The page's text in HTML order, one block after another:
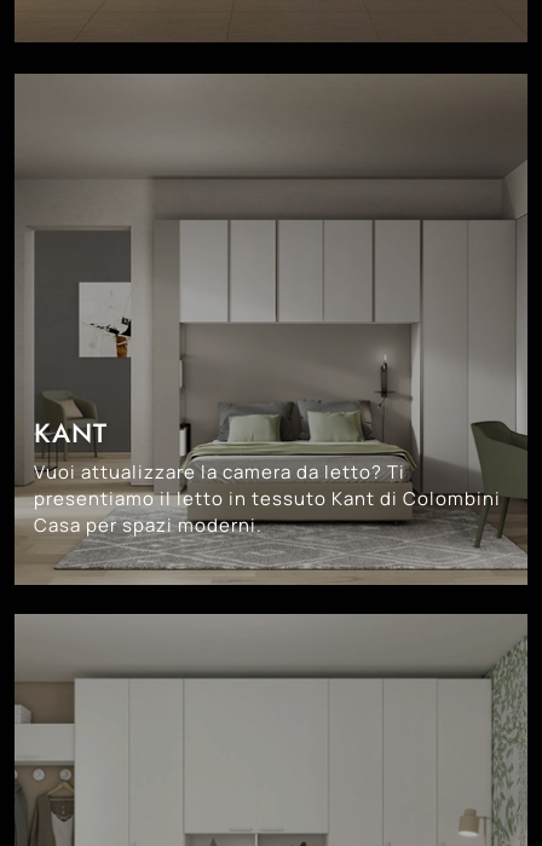
KANT
Vuoi attualizzare la camera da letto? Ti
presentiamo il letto in tessuto Kant di Colombini
Casa per spazi moderni.